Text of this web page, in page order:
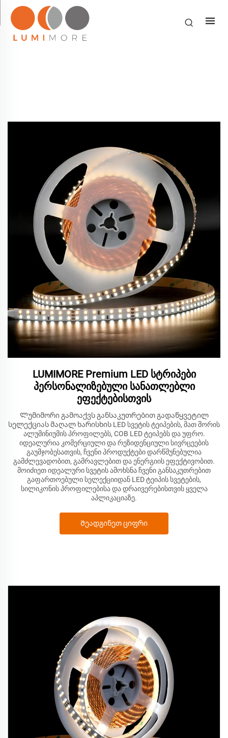
LUMIMORE Premium LED სტრიპები
პერსონალიზებული სანათლებლი
ეფექტებისთვის
Ლუმიმორი გამოაქვს განსაკუთრებით გადაწყვეტილ
სელექციას მაღალ ხარისხის LED სვეტის ტეიპების, მათ შორის
ალუმინიუმის პროფილებს, COB LED ტეიპებს და უფრო.
იდეალურია კომერციული და რეზიდენციული სივრცეების
გაუმჯობესათვის, ჩვენი პროდუქტები დარწმუნებულია
გამძლევადობით, გამრავლებით და ენერგიის ეფექტივობით.
მოიძიეთ იდეალური სვეტის ამოხსნა ჩვენი განსაკუთრებით
გაფართოებული სელექციიდან LED ტეიპის სვეტების,
სილიკონის პროფილებისა და დრაივერებისთვის ყველა
აპლიკაციაზე.
Შეადგინეთ ციფრი